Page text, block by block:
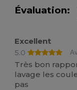
Évaluation:
Excellent
5.0
Très bon
lavage les
pas